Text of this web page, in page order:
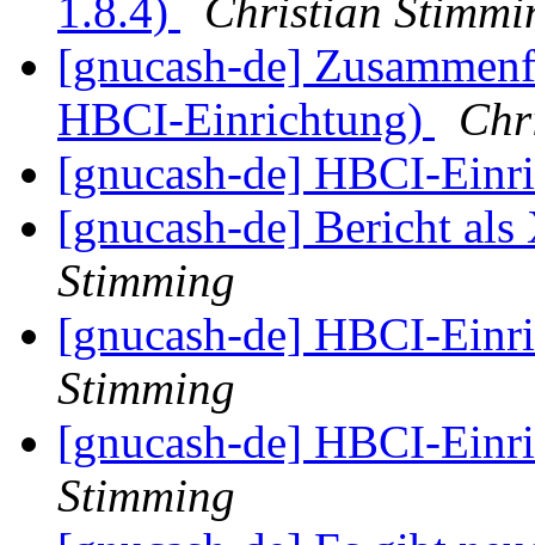
1.8.4)
Christian
[gnucash-de]
HBCI-Einrichtung)
[gnucash-de] HBCI-
[gnucash-de] Bericht
Stimming
[gnucash-de] HBCI-
Stimming
[gnucash-de] HBCI-
Stimming